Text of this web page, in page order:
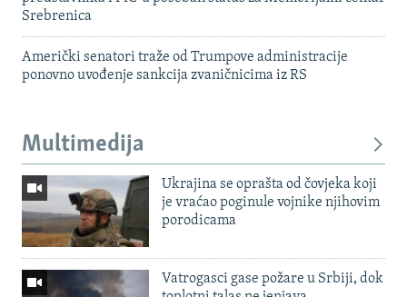
Srebrenica
Američki senatori traže od Trumpove administracije
ponovno uvođenje sankcija zvaničnicima iz RS
Multimedija
Ukrajina se oprašta od čovjeka koji
je vraćao poginule vojnike njihovim
porodicama
Vatrogasci gase požare u Srbiji, dok